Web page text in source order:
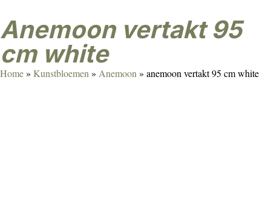
anemoon vertakt 95
cm white
Home» Kunstbloemen » Anemoon » anemoon vertakt 95 cm white